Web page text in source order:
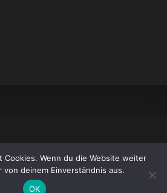
Reserved 2026.
WordPress
|
Theme: Fairy
Candid Themes.
Cookies. Wenn du die Website weiter
deinem Einverständnis aus.
OK